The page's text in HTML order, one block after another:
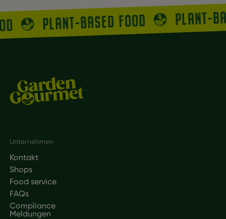
PLANT-BASED FOOD PLANT-
Footer
Unternehmen
Kontakt
Shops
Food service
FAQs
Compliance
Meldungen